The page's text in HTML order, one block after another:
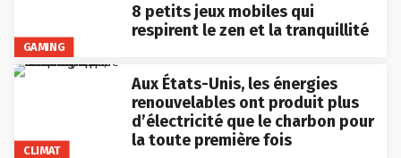
GAMING
8 petits jeux mobiles qui
respirent le zen et la tranquillité
CLIMAT
Aux États-Unis, les énergies
renouvelables ont produit plus
d’électricité que le charbon pour
la toute première fois